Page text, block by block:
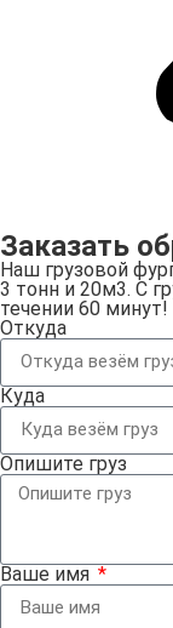
Заказать
Наш грузовой
3 тонн и 20м3. С
течении 60
Откуда
Куда
Опишите груз
Ваше имя